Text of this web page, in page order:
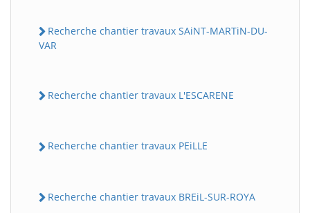
Recherche chantier travaux SAiNT-MARTiN-DU-
VAR
Recherche chantier travaux L'ESCARENE
Recherche chantier travaux PEiLLE
Recherche chantier travaux BREiL-SUR-ROYA